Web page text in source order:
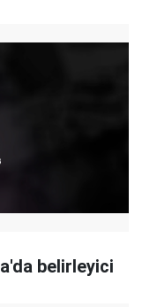
belirleyici